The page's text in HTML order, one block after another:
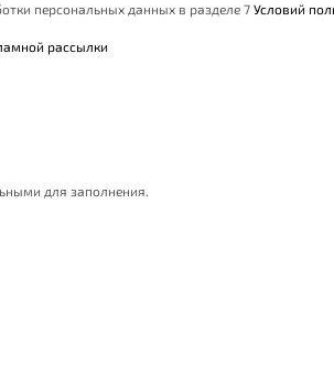
персональных данных в разделе 7 Условий
рассылки
для заполнения.